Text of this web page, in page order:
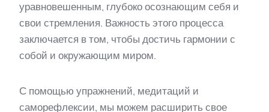
уравновешенным, глубоко осознающим себя и
свои стремления. Важность этого процесса
заключается в том, чтобы достичь гармонии с
собой и окружающим миром.
С помощью упражнений, медитаций и
саморефлексии, мы можем расширить свое